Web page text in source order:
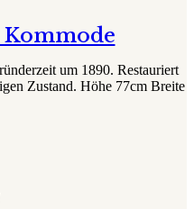
um 1890. Restauriert
Zustand. Höhe 77cm Breite